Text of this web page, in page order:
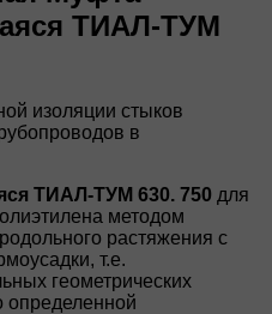
ТИАЛ-ТУМ
изоляции стыков
в
ТИАЛ-ТУМ 630. 750 для
методом
растяжения с
т.е.
геометрических
определенной